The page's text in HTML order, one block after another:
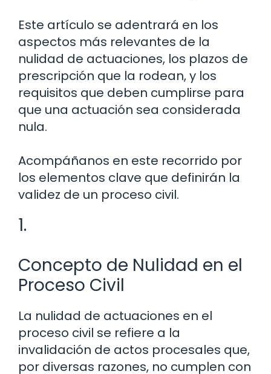
Este artículo se adentrará en los
aspectos más relevantes de la
nulidad de actuaciones, los plazos de
prescripción que la rodean, y los
requisitos que deben cumplirse para
que una actuación sea considerada
nula.
Acompáñanos en este recorrido por
los elementos clave que definirán la
validez de un proceso civil.
1.
Concepto de Nulidad en el
Proceso Civil
La nulidad de actuaciones en el
proceso civil se refiere a la
invalidación de actos procesales que,
por diversas razones, no cumplen con